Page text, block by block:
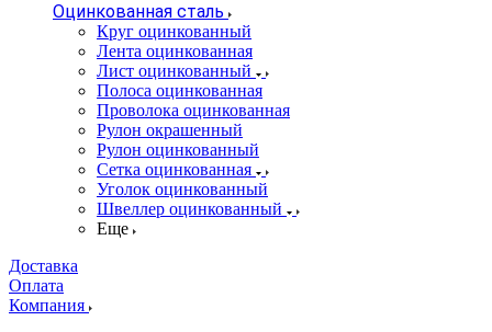
Оцинкованная сталь
Круг оцинкованный
Лента оцинкованная
Лист оцинкованный
Полоса оцинкованная
Проволока оцинкованная
Рулон окрашенный
Рулон оцинкованный
Сетка оцинкованная
Уголок оцинкованный
Швеллер оцинкованный
Еще
Доставка
Оплата
Компания